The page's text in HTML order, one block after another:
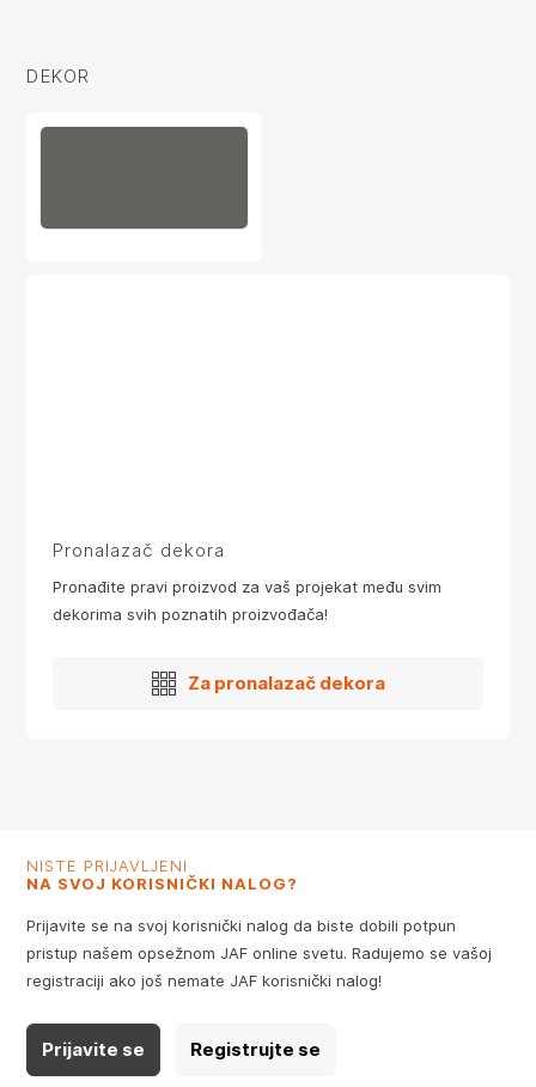
DEKOR
Pronalazač dekora
Pronađite pravi proizvod za vaš projekat među svim
dekorima svih poznatih proizvođača!
Za pronalazač dekora
NISTE PRIJAVLJENI
NA SVOJ KORISNIČKI NALOG?
Prijavite se na svoj korisnički nalog da biste dobili potpun
pristup našem opsežnom JAF online svetu. Radujemo se vašoj
registraciji ako još nemate JAF korisnički nalog!
Prijavite se Registrujte se